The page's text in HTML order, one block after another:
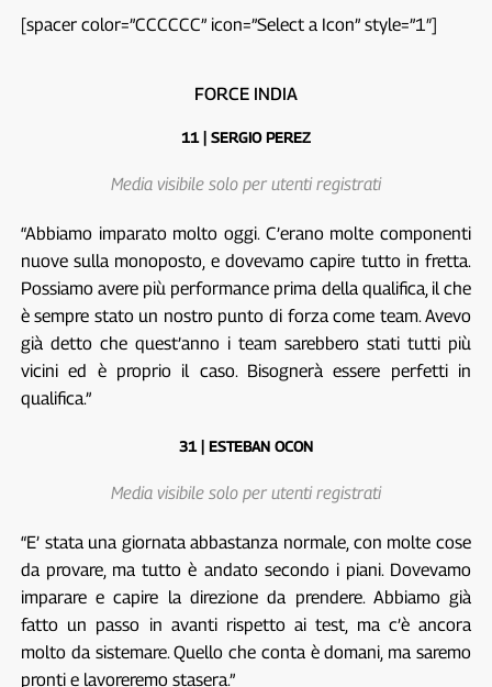
[spacer color=”CCCCCC” icon=”Select a Icon” style=”1″]
FORCE INDIA
11 | SERGIO PEREZ
Media visibile solo per utenti registrati
“Abbiamo imparato molto oggi. C’erano molte componenti
nuove sulla monoposto, e dovevamo capire tutto in fretta.
Possiamo avere più performance prima della qualifica, il che
è sempre stato un nostro punto di forza come team. Avevo
già detto che quest’anno i team sarebbero stati tutti più
vicini ed è proprio il caso. Bisognerà essere perfetti in
qualifica.”
31 | ESTEBAN OCON
Media visibile solo per utenti registrati
“E’ stata una giornata abbastanza normale, con molte cose
da provare, ma tutto è andato secondo i piani. Dovevamo
imparare e capire la direzione da prendere. Abbiamo già
fatto un passo in avanti rispetto ai test, ma c’è ancora
molto da sistemare. Quello che conta è domani, ma saremo
pronti e lavoreremo stasera.”